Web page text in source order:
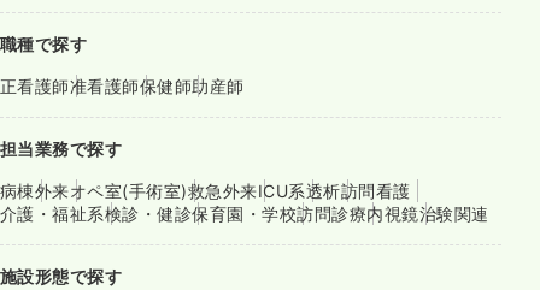
職種で探す
正看護師准看護師保健師助産師
担当業務で探す
病棟外来オペ室(手術室)救急外来ICU系透析訪問看護
介護・福祉系検診・健診保育園・学校訪問診療内視鏡治験関連
施設形態で探す